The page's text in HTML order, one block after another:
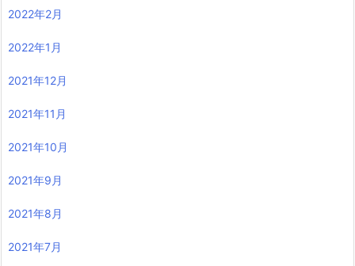
2022年2月
2022年1月
2021年12月
2021年11月
2021年10月
2021年9月
2021年8月
2021年7月